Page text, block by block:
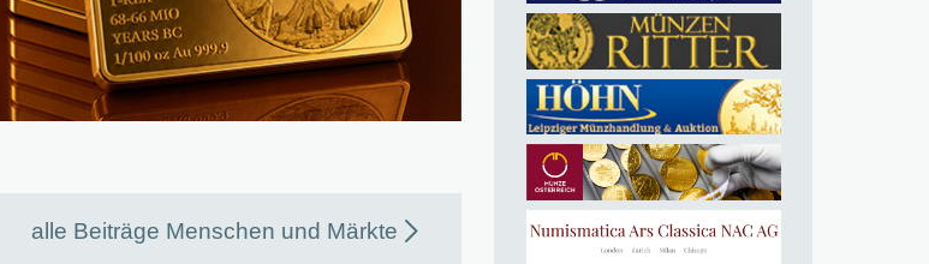
alle Beiträge Menschen und Märkte